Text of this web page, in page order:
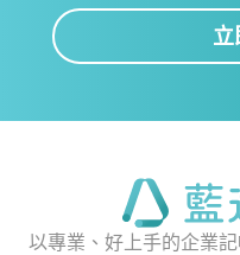
立
以專業、好上手的企業